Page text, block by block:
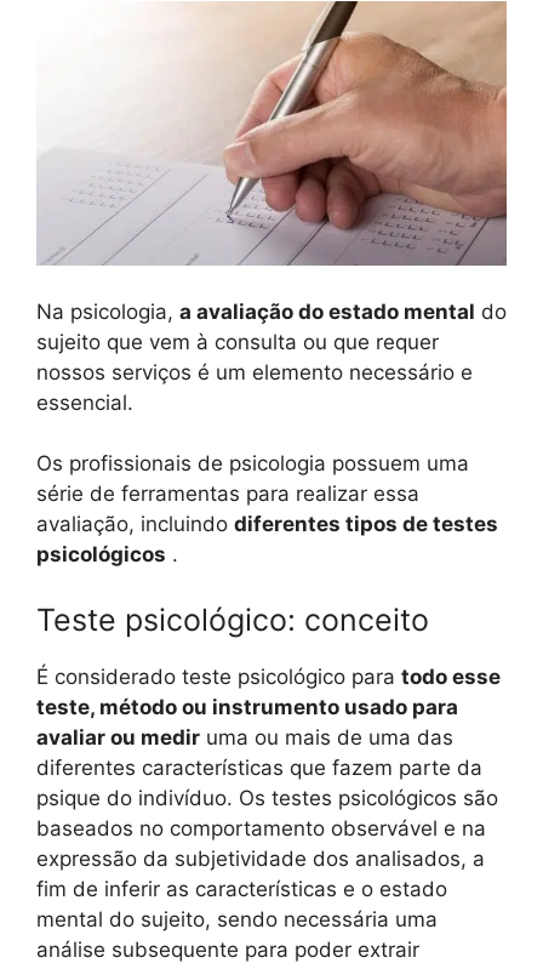
Na psicologia, a avaliação do estado mental do
sujeito que vem à consulta ou que requer
nossos serviços é um elemento necessário e
essencial.
Os profissionais de psicologia possuem uma
série de ferramentas para realizar essa
avaliação, incluindo diferentes tipos de testes
psicológicos .
Teste psicológico: conceito
É considerado teste psicológico para todo esse
teste, método ou instrumento usado para
avaliar ou medir uma ou mais de uma das
diferentes características que fazem parte da
psique do indivíduo. Os testes psicológicos são
baseados no comportamento observável e na
expressão da subjetividade dos analisados, a
fim de inferir as características e o estado
mental do sujeito, sendo necessária uma
análise subsequente para poder extrair